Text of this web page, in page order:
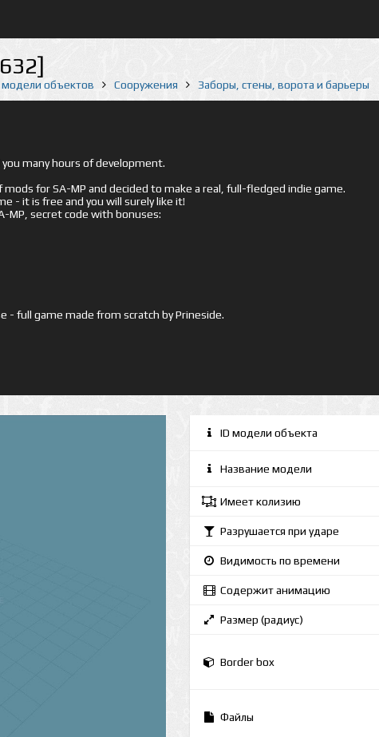
модели объектов Сооружения Заборы, стены, ворота и барьеры
many hours of development.
for SA-MP and decided to make a real, full-fledged indie game.
- it is free and you will surely like it!
MP, secret code with bonuses:
- full game made from scratch by Prineside.
ID модели объекта
Название модели
Имеет колизию
Разрушается при ударе
Видимость по времени
Содержит анимацию
Размер (радиус)
Border box
Файлы